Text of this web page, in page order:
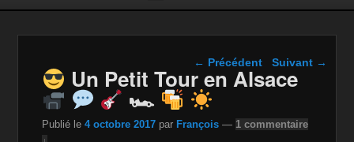
Navigation dans les
articles
← Précédent Suivant →
Un Petit Tour en Alsace
🏎
Publié le4 octobre 2017 par François — 1 commentaire